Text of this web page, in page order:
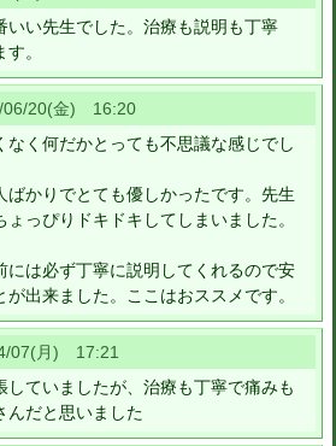
いい先生でした。治療も説明も丁寧
。
20(金) 16:20
なく何だかとっても不思議な感じでし
ばかりでとても優しかったです。先生
っぴりドキドキしてしまいました。
には必ず丁寧に説明してくれるので安
出来ました。ここはおススメです。
07(月) 17:21
していましたが、治療も丁寧で痛みも
んだと思いました